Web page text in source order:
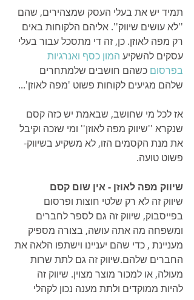
תמיד יש את בעלי העסק שמצהירים, שהם
''לא עושים שיווק''. אליהם הלקוחות באים
רק מפה לאוזן. כן, זה די מתסכל עבור בעלי
עסקים להשקיע המון כסף ואנרגיות
בפרסום כשהם חושבים שלמתחרים
שלהם מגיעים לקוחות פשוט 'מפה לאוזן'...
אז לכל מי שחושב, שבאמת יש כזה קסם
שנקרא ''שיווק מפה לאוזן'' ומי שזכה וקיבל
את מנת הקסמים הזו, לא משקיע בשיווק-
פשוט טועה.
שיווק מפה לאוזן - אין שום קסם
שיווק זה לא רק שלטי חוצות ופרסום
בפייסבוק, שיווק זה גם לספר לחברים
ומשפחה מה אתה עושה, בצורה מספיק
מעניינת , כדי שהם יעניינו וישתפו הלאה את
החברים שלהם.שיווק זה גם לתת שרות
מעולה, או למכור מוצר מצוין. שיווק זה
להיות ממוקדים ולתת מענה נכון לקהלי